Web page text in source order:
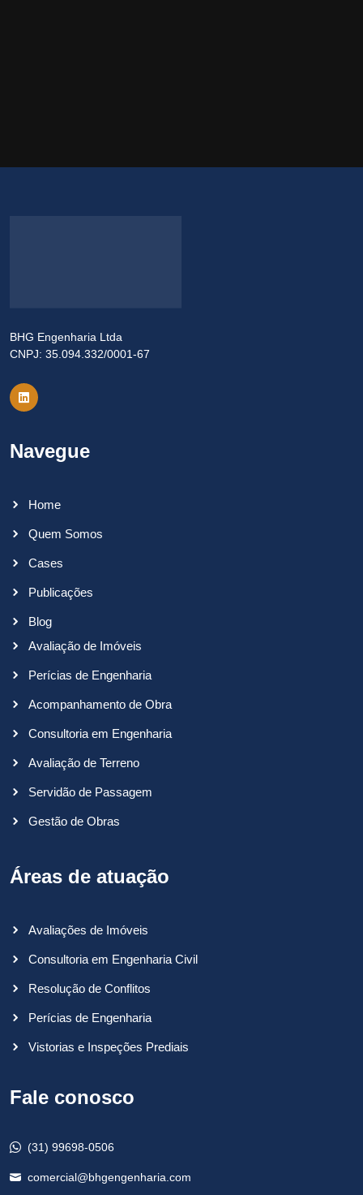
BHG Engenharia Ltda
CNPJ: 35.094.332/0001-67
Navegue
Home
Quem Somos
Cases
Publicações
Blog
Avaliação de Imóveis
Perícias de Engenharia
Acompanhamento de Obra
Consultoria em Engenharia
Avaliação de Terreno
Servidão de Passagem
Gestão de Obras
Áreas de atuação
Avaliações de Imóveis
Consultoria em Engenharia Civil
Resolução de Conflitos
Perícias de Engenharia
Vistorias e Inspeções Prediais
Fale conosco
(31) 99698-0506
comercial@bhgengenharia.com